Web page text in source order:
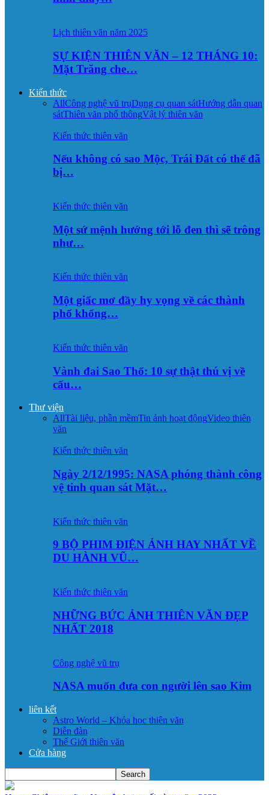
Lịch thiên văn năm 2025
SỰ KIỆN THIÊN VĂN – 12 THÁNG 10:
Mặt Trăng che…
Kiến thức
AllCông nghệ vũ trụDụng cụ quan sátHướng dẫn quan
sátThiên văn phổ thôngVật lý thiên văn
Kiến thức thiên văn
Nếu không có sao Mộc, Trái Đất có thể đã
bị…
Kiến thức thiên văn
Một sứ mệnh hướng tới lỗ đen thì sẽ trông
như…
Kiến thức thiên văn
Một giấc mơ đầy hy vọng về các thành
phố khổng…
Kiến thức thiên văn
Vành đai Sao Thổ: 10 sự thật thú vị về
cấu…
Thư viện
AllTài liệu, phần mềmTin ảnh hoạt độngVideo thiên
văn
Kiến thức thiên văn
Ngày 2/12/1995: NASA phóng thành công
vệ tinh quan sát Mặt…
Kiến thức thiên văn
9 BỘ PHIM ĐIỆN ẢNH HAY NHẤT VỀ
DU HÀNH VŨ…
Kiến thức thiên văn
NHỮNG BỨC ẢNH THIÊN VĂN ĐẸP
NHẤT 2018
Công nghệ vũ trụ
NASA muốn đưa con người lên sao Kim
liên kết
Astro World – Khóa học thiên văn
Diễn đàn
Thế Giới thiên văn
Cửa hàng